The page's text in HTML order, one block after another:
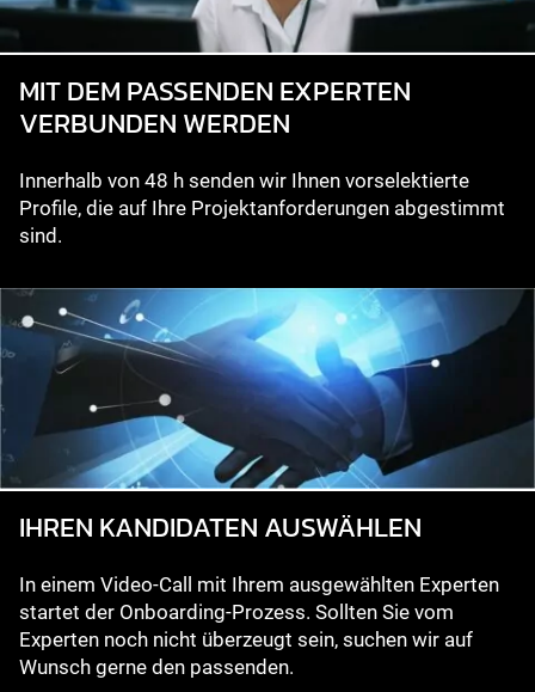
MIT DEM PASSENDEN EXPERTEN
VERBUNDEN WERDEN
Innerhalb von 48 h senden wir Ihnen vorselektierte
Profile, die auf Ihre Projektanforderungen abgestimmt
sind.
IHREN KANDIDATEN AUSWÄHLEN
In einem Video-Call mit Ihrem ausgewählten Experten
startet der Onboarding-Prozess. Sollten Sie vom
Experten noch nicht überzeugt sein, suchen wir auf
Wunsch gerne den passenden.